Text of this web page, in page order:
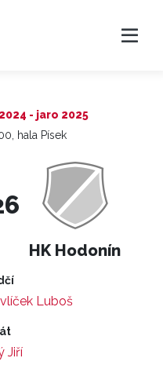
- jaro 2025
hala Písek
HK Hodonín
Luboš
Jiří